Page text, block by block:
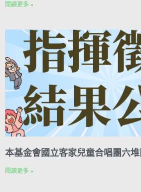
閱讀更多 »
本基金會國立客家兒童合唱團六
閱讀更多 »